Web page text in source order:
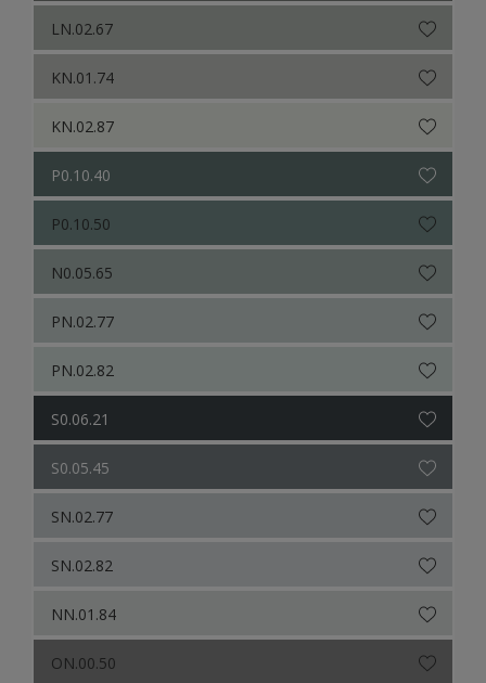
LN.02.67
KN.01.74
KN.02.87
P0.10.40
P0.10.50
N0.05.65
PN.02.77
PN.02.82
S0.06.21
S0.05.45
SN.02.77
SN.02.82
NN.01.84
ON.00.50